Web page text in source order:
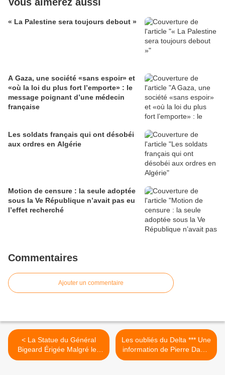
« La Palestine sera toujours debout »
A Gaza, une société «sans espoir» et
«où la loi du plus fort l’emporte» : le
message poignant d’une médecin
française
Les soldats français qui ont désobéi
aux ordres en Algérie
Motion de censure : la seule adoptée
sous la Ve République n’avait pas eu
l’effet recherché
Commentaires
Ajouter un commentaire
< La Statue du Général
Bigeard Érigée Malgré les
Protestations
Les oubliés du Delta *** Une
information de Pierre Daum
>